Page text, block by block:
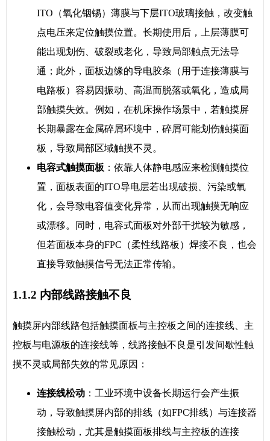
ITO（氧化铟锡）薄膜与下层ITO玻璃接触，改变触
点电压来定位触摸位置。长期使用后，上层薄膜可
能出现划伤、破裂或老化，导致局部触点无法导
通；此外，面板边缘的导电胶条（用于连接薄膜与
电路板）容易因振动、高温而脱落或氧化，造成局
部触摸失效。例如，在机床操作场景中，若触摸屏
长期暴露在金属碎屑环境中，碎屑可能划伤触摸面
板，导致局部区域触摸不灵。
电容式触摸面板 ：依靠人体静电感应来检测触摸位
置，面板表面的ITO导电层若出现破损、污染或氧
化，会导致电容值变化异常，从而出现触摸无响应
或漂移。同时，电容式面板对外部干扰较为敏感，
但若面板本身的FPC（柔性线路板）焊接不良，也会
直接导致触摸信号无法正常传输。
1.1.2 内部线路接触不良
触摸屏内部线路包括触摸面板与主控板之间的连接线、主
控板与电源板的连接线等，线路接触不良是引发间歇性触
摸不灵或局部失效的常见原因：
连接线松动 ：工业环境中设备长期运行会产生振
动，导致触摸屏内部的排线（如FPC排线）与连接器
接触松动，尤其是触摸面板排线与主控板的连接